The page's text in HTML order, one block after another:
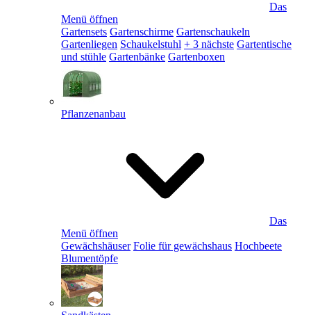
Das
Menü öffnen
Gartensets Gartenschirme Gartenschaukeln
Gartenliegen Schaukelstuhl + 3 nächste Gartentische
und stühle Gartenbänke Gartenboxen
Pflanzenanbau
Das
Menü öffnen
Gewächshäuser Folie für gewächshaus Hochbeete
Blumentöpfe